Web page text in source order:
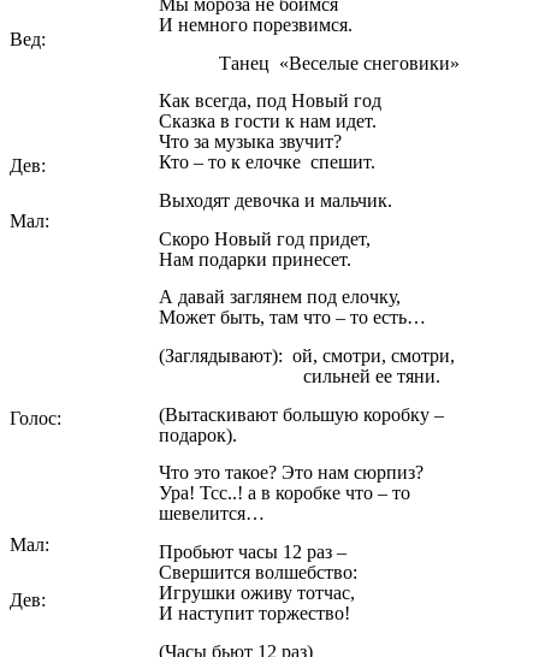
Вед:
Дев:
Мал:
Голос:
Мал:
Дев:
Мы мороза не боимся
И немного порезвимся.
Танец «Веселые снеговики»
Как всегда, под Новый год
Сказка в гости к нам идет.
Что за музыка звучит?
Кто – то к елочке спешит.
Выходят девочка и мальчик.
Скоро Новый год придет,
Нам подарки принесет.
А давай заглянем под елочку,
Может быть, там что – то есть…
(Заглядывают): ой, смотри, смотри,
сильней ее тяни.
(Вытаскивают большую коробку –
подарок).
Что это такое? Это нам сюрпиз?
Ура! Тсс..! а в коробке что – то
шевелится…
Пробьют часы 12 раз –
Свершится волшебство:
Игрушки оживу тотчас,
И наступит торжество!
(Часы бьют 12 раз)